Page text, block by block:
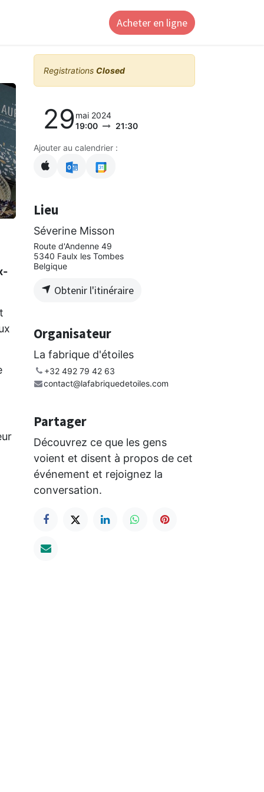
Acheter en ligne
Registrations Closed
29mai 2024
19:00
21:30
Ajouter au calendrier :
Lieu
Séverine Misson
Route d'Andenne 49
5340 Faulx les Tombes
Belgique
Obtenir l'itinéraire
Organisateur
La fabrique d'étoiles
+32 492 79 42 63
contact@lafabriquedetoiles.com
Partager
Découvrez ce que les gens
voient et disent à propos de cet
événement et rejoignez la
conversation.